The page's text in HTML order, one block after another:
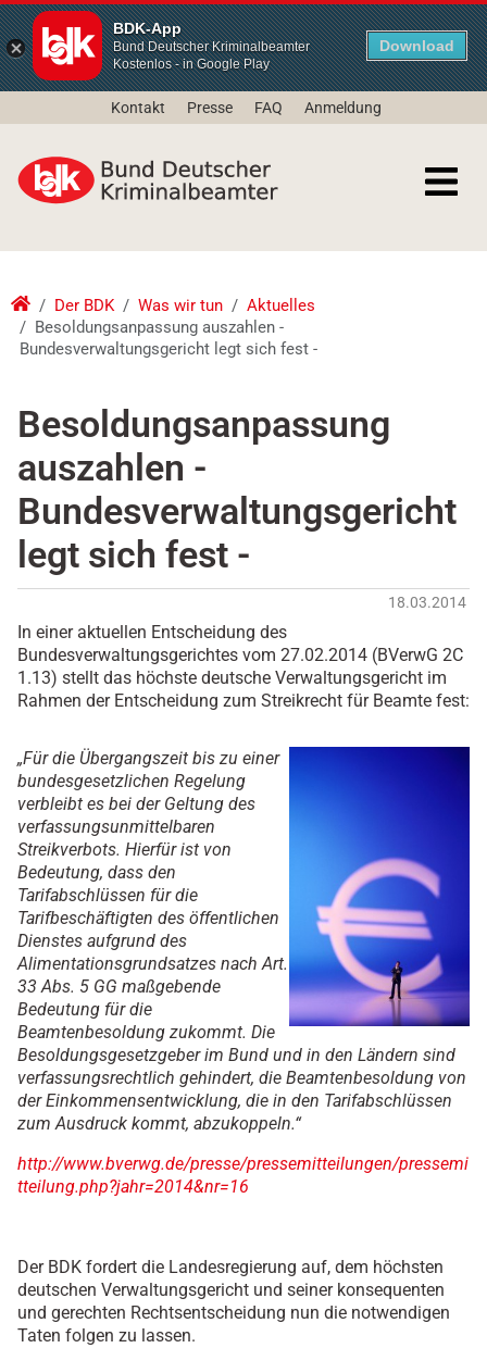
BDK-App
Bund Deutscher Kriminalbeamter
Kostenlos - in Google Play
Download
Kontakt Presse FAQ Anmeldung
Der BDK Was wir tun
Aktuelles
Besoldungsanpassung auszahlen -
Bundesverwaltungsgericht legt sich fest -
Besoldungsanpassung
auszahlen -
Bundesverwaltungsgericht
legt sich fest -
18.03.2014
In einer aktuellen Entscheidung des
Bundesverwaltungsgerichtes vom 27.02.2014 (BVerwG 2C
1.13) stellt das höchste deutsche Verwaltungsgericht im
Rahmen der Entscheidung zum Streikrecht für Beamte fest:
„Für die Übergangszeit bis zu einer
bundesgesetzlichen Regelung
verbleibt es bei der Geltung des
verfassungsunmittelbaren
Streikverbots. Hierfür ist von
Bedeutung, dass den
Tarifabschlüssen für die
Tarifbeschäftigten des öffentlichen
Dienstes aufgrund des
Alimentationsgrundsatzes nach Art.
33 Abs. 5 GG maßgebende
Bedeutung für die
Beamtenbesoldung zukommt. Die
Besoldungsgesetzgeber im Bund und in den Ländern sind
verfassungsrechtlich gehindert, die Beamtenbesoldung von
der Einkommensentwicklung, die in den Tarifabschlüssen
zum Ausdruck kommt, abzukoppeln.“
http://www.bverwg.de/presse/pressemitteilungen/pressemi
tteilung.php?jahr=2014&nr=16
Der BDK fordert die Landesregierung auf, dem höchsten
deutschen Verwaltungsgericht und seiner konsequenten
und gerechten Rechtsentscheidung nun die notwendigen
Taten folgen zu lassen.